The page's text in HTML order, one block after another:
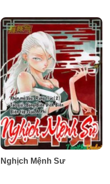
Nghịch Mệnh Sư